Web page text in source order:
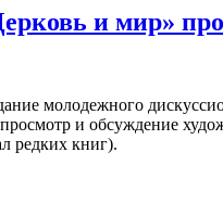
и мир»
молодежного
и обсуждение
редких книг).